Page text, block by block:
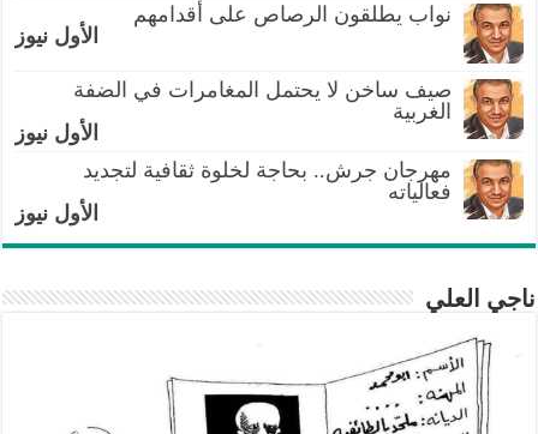
نواب يطلقون الرصاص على أقدامهم
الأول نيوز
صيف ساخن لا يحتمل المغامرات في الضفة
الغربية
الأول نيوز
مهرجان جرش.. بحاجة لخلوة ثقافية لتجديد
فعالياته
الأول نيوز
ناجي العلي